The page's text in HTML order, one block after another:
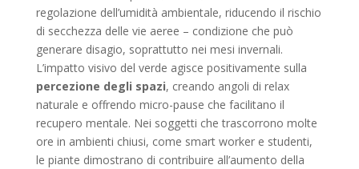
regolazione dell’umidità ambientale, riducendo il rischio
di secchezza delle vie aeree – condizione che può
generare disagio, soprattutto nei mesi invernali.
L’impatto visivo del verde agisce positivamente sulla
percezione degli spazi, creando angoli di relax
naturale e offrendo micro-pause che facilitano il
recupero mentale. Nei soggetti che trascorrono molte
ore in ambienti chiusi, come smart worker e studenti,
le piante dimostrano di contribuire all’aumento della